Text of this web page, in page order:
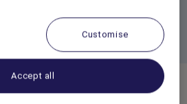
Customise
Accept all